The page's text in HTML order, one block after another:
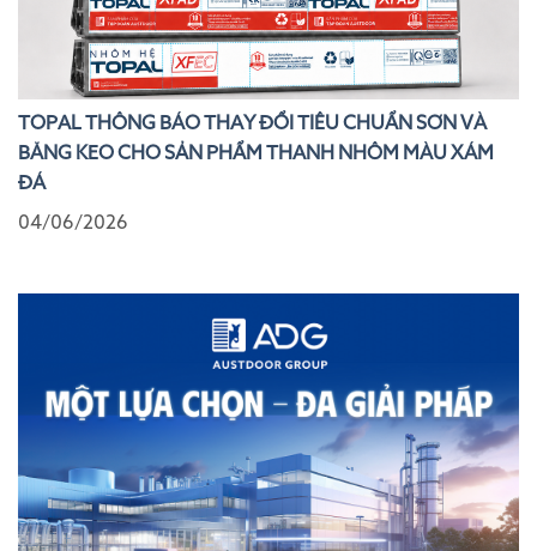
TOPAL THÔNG BÁO THAY ĐỔI TIÊU CHUẨN SƠN VÀ
BĂNG KEO CHO SẢN PHẨM THANH NHÔM MÀU XÁM
ĐÁ
04/06/2026